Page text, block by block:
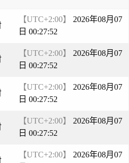
【UTC+2:00】
2026年08月07
日 00:27:52
【UTC+2:00】
2026年08月07
日 00:27:52
【UTC+2:00】
2026年08月07
日 00:27:52
【UTC+2:00】
2026年08月07
日 00:27:52
【UTC+2:00】
2026年08月07